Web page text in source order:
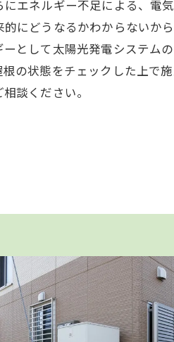
エネルギー不足による、電
にどうなるかわからないか
として太陽光発電システム
の状態をチェックした上で
談ください。